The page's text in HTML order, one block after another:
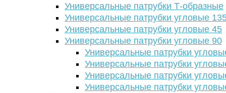
Универсальные патрубки Т-образные
Универсальные патрубки угловые
Универсальные патрубки угловые 45
Универсальные патрубки угловые 90
Универсальные патрубки
Универсальные патрубки
Универсальные патрубки
Универсальные патрубки